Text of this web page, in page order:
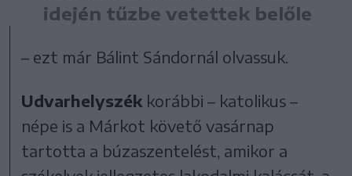
idején tűzbe vetettek belőle
– ezt már Bálint Sándornál olvassuk.
Udvarhelyszék korábbi – katolikus –
népe is a Márkot követő vasárnap
tartotta a búzaszentelést, amikor a